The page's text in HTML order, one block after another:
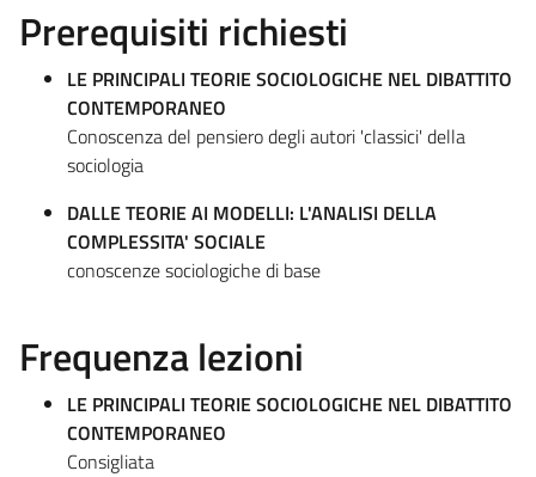
Prerequisiti richiesti
LE PRINCIPALI TEORIE SOCIOLOGICHE NEL DIBATTITO
CONTEMPORANEO
Conoscenza del pensiero degli autori 'classici' della
sociologia
DALLE TEORIE AI MODELLI: L'ANALISI DELLA
COMPLESSITA' SOCIALE
conoscenze sociologiche di base
Frequenza lezioni
LE PRINCIPALI TEORIE SOCIOLOGICHE NEL DIBATTITO
CONTEMPORANEO
Consigliata